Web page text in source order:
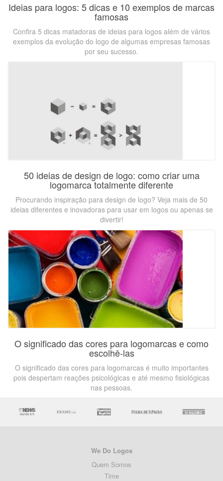
Ideias para logos: 5 dicas e 10 exemplos de marcas
famosas
Confira 5 dicas matadoras de ideias para logos além de vários
exemplos da evolução do logo de algumas empresas famosas
por seu sucesso.
50 ideias de design de logo: como criar uma
logomarca totalmente diferente
Procurando inspiração para design de logo? Veja mais de 50
ideias diferentes e inovadoras para usar em logos ou apenas se
divertir!
O significado das cores para logomarcas e como
escolhê-las
O significado das cores para logomarcas é muito importantes
pois despertam reações psicológicas e até mesmo fisiológicas
nas pessoas.
We Do Logos
Quem Somos
Time